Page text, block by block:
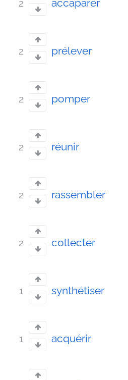
2 accaparer
2 prélever
2 pomper
2 réunir
2 rassembler
2 collecter
1 synthétiser
1 acquérir